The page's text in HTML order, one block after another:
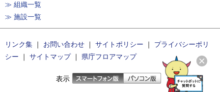
≫ 組織一覧
≫ 施設一覧
リンク集 ｜ お問い合わせ ｜ サイトポリシー ｜
プライバシーポリ
シー ｜ サイトマップ｜ 県庁フロアマップ
表示